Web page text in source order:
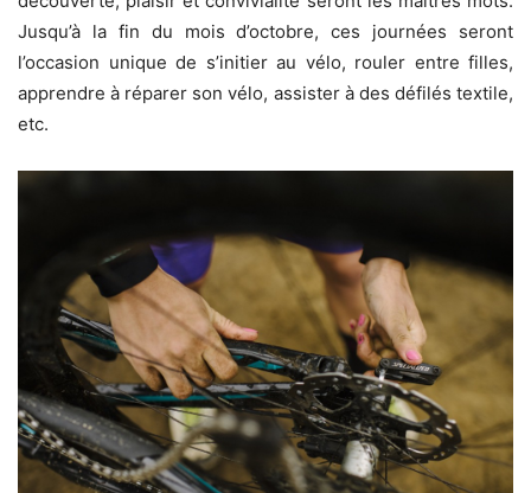
Jusqu’à la fin du mois d’octobre, ces journées seront
l’occasion unique de s’initier au vélo, rouler entre filles,
apprendre à réparer son vélo, assister à des défilés textile,
etc.